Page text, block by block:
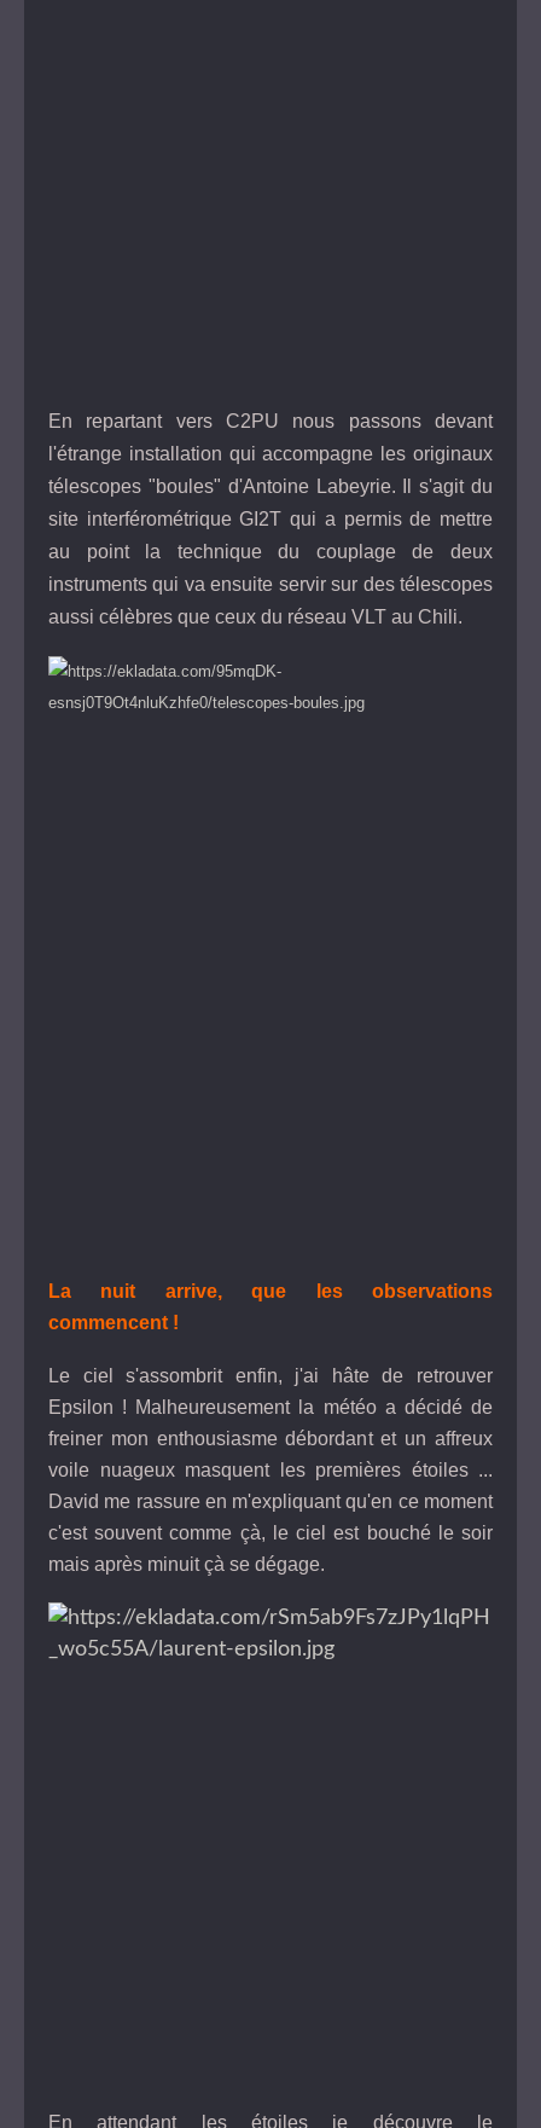
En repartant vers C2PU nous passons devant
l'étrange installation qui accompagne les originaux
télescopes "boules" d'Antoine Labeyrie. Il s'agit du
site interférométrique GI2T qui a permis de mettre
au point la technique du couplage de deux
instruments qui va ensuite servir sur des télescopes
aussi célèbres que ceux du réseau VLT au Chili.
La nuit arrive, que les observations
commencent !
Le ciel s'assombrit enfin, j'ai hâte de retrouver
Epsilon ! Malheureusement la météo a décidé de
freiner mon enthousiasme débordant et un affreux
voile nuageux masquent les premières étoiles ...
David me rassure en m'expliquant qu'en ce moment
c'est souvent comme çà, le ciel est bouché le soir
mais après minuit çà se dégage.
En attendant les étoiles je découvre le